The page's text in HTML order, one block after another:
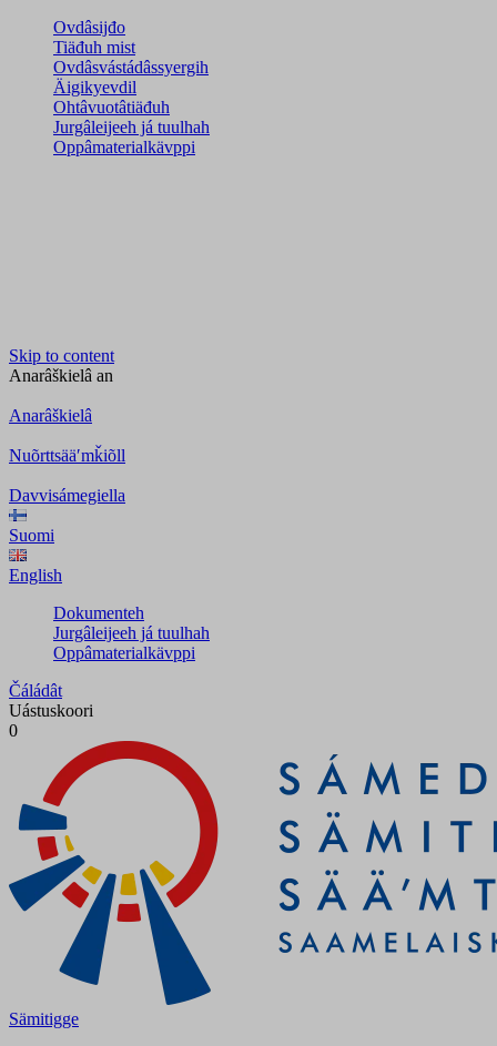
Ovdâsijđo
Tiäđuh mist
Ovdâsvástádâssyergih
Äigikyevdil
Ohtâvuotâtiäđuh
Jurgâleijeeh já tuulhah
Oppâmaterialkävppi
Skip to content
Anarâškielâ an
Anarâškielâ
Nuõrttsääʹmǩiõll
Davvisámegiella
Suomi
English
Dokumenteh
Jurgâleijeeh já tuulhah
Oppâmaterialkävppi
Čáládât
Uástuskoori
0
Sämitigge